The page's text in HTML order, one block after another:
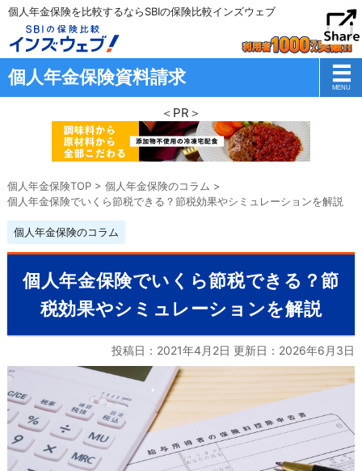
個人年金保険を比較するならSBIの保険比較インズウェブ
個人年金保険資料請求
＜PR＞
個人年金保険TOP> 個人年金保険のコラム >
個人年金保険でいくら節税できる？節税効果やシミュレーションを解説
個人年金保険のコラム
個人年金保険でいくら節税できる？節
税効果やシミュレーションを解説
投稿日：2021年4月2日 更新日： 2026年6月3日